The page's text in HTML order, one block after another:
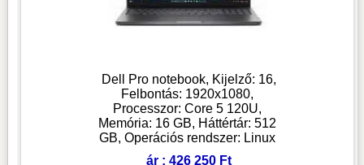
Dell Pro notebook, Kijelző: 16,
Felbontás: 1920x1080,
Processzor: Core 5 120U,
Memória: 16 GB, Háttértár: 512
GB, Operációs rendszer: Linux
ár : 426 250 Ft